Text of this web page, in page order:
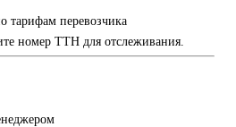
тарифам перевозчика
номер ТТН для отслеживания.